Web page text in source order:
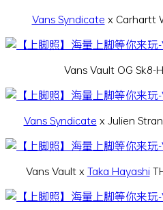
Vans Syndicate x Carhartt
Vans Vault OG Sk8-
Vans Syndicate x Julien
Vans Vault x Taka Hayashi